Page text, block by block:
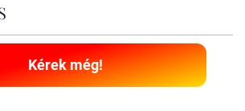
Kérek még!